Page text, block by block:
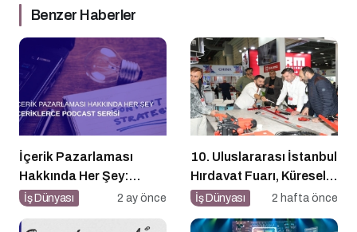
Benzer Haberler
İçerik Pazarlaması
Hakkında Her Şey:
İçeriklerce Podcast
İş Dünyası 2 ay önce
10. Uluslararası İstanbul
Hırdavat Fuarı, Küresel
Ticaretin Yeni Merkezi
İş Dünyası 2 hafta önce